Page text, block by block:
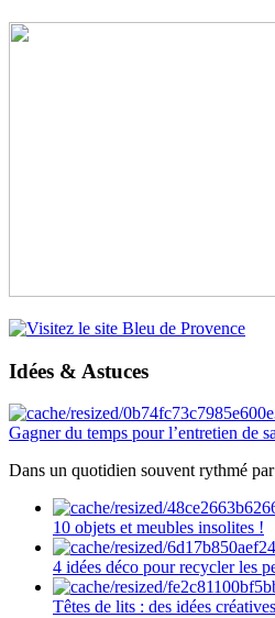
Idées & Astuces
Gagner du temps pour l’entretien de
Dans un quotidien souvent rythmé
10 objets et meubles insolites !
4 idées déco pour recycler les
Têtes de lits : des idées